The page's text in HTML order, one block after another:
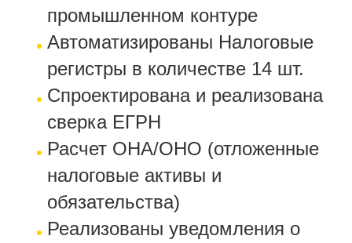
промышленном контуре
Автоматизированы Налоговые
регистры в количестве 14 шт.
Спроектирована и реализована
сверка ЕГРН
Расчет ОНА/ОНО (отложенные
налоговые активы и
обязательства)
Реализованы уведомления о